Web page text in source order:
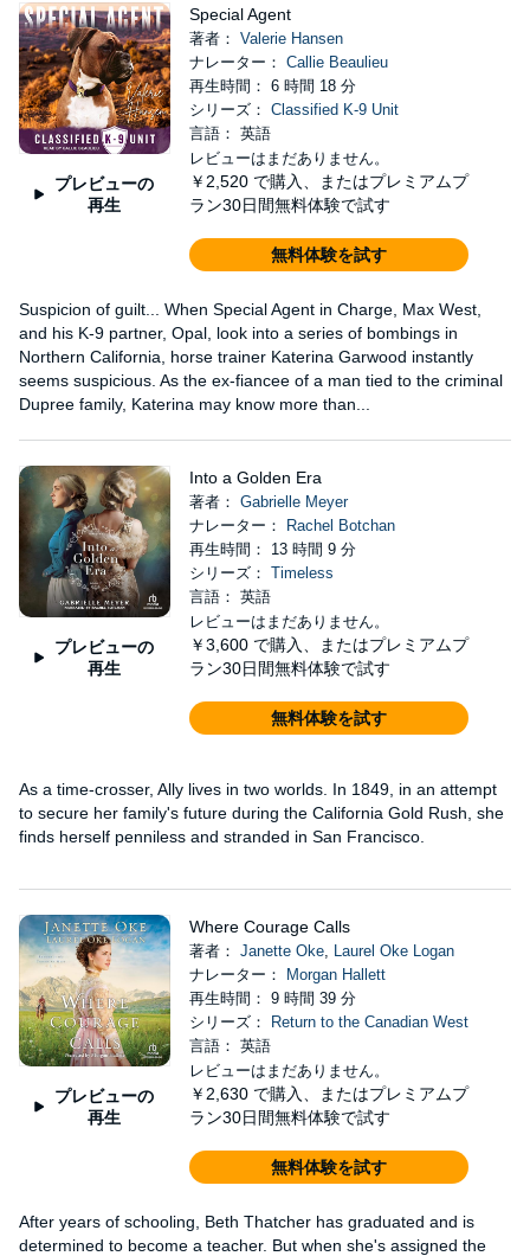
プレビューの
再生
Special Agent
著者： Valerie Hansen
ナレーター： Callie Beaulieu
再生時間： 6 時間 18 分
シリーズ： Classified K-9 Unit
言語： 英語
レビューはまだありません。
￥2,520 で購入、またはプレミアムプ
ラン30日間無料体験で試す
無料体験を試す
Suspicion of guilt... When Special Agent in Charge, Max West,
and his K-9 partner, Opal, look into a series of bombings in
Northern California, horse trainer Katerina Garwood instantly
seems suspicious. As the ex-fiancee of a man tied to the criminal
Dupree family, Katerina may know more than...
プレビューの
再生
Into a Golden Era
著者： Gabrielle Meyer
ナレーター：
Rachel Botchan
再生時間： 13 時間 9 分
シリーズ： Timeless
言語： 英語
レビューはまだありません。
￥3,600 で購入、またはプレミアムプ
ラン30日間無料体験で試す
無料体験を試す
As a time-crosser, Ally lives in two worlds. In 1849, in an attempt
to secure her family's future during the California Gold Rush, she
finds herself penniless and stranded in San Francisco.
プレビューの
再生
Where Courage Calls
著者： Janette Oke, Laurel Oke Logan
ナレーター：
Morgan Hallett
再生時間： 9 時間 39 分
シリーズ：
Return to the Canadian West
言語： 英語
レビューはまだありません。
￥2,630 で購入、またはプレミアムプ
ラン30日間無料体験で試す
無料体験を試す
After years of schooling, Beth Thatcher has graduated and is
determined to become a teacher. But when she's assigned the